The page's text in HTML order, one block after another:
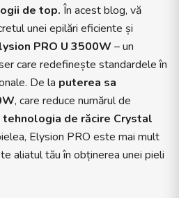
de top. În acest blog, vă
unei epilări eficiente și
PRO U 3500W – un
care redefinește standardele în
De la puterea sa
, care reduce numărul de
tehnologia de răcire Crystal
Elysion PRO este mai mult
aliatul tău în obținerea unei pieli